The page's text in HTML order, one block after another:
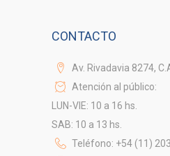
CONTACTO
Av. Rivadavia 8274,
Atención al público:
LUN-VIE: 10 a 16 hs.
SAB: 10 a 13 hs.
Teléfono: +54 (11)